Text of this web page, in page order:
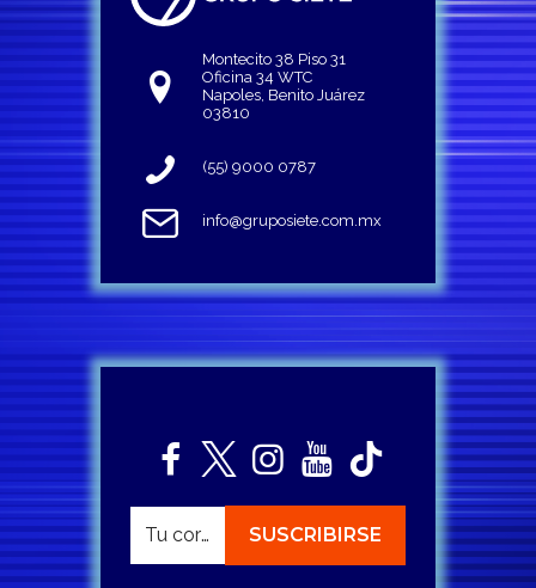
Montecito 38 Piso 31
Oficina 34 WTC
Napoles, Benito Juárez
03810
(55) 9000 0787
info@gruposiete.com.mx